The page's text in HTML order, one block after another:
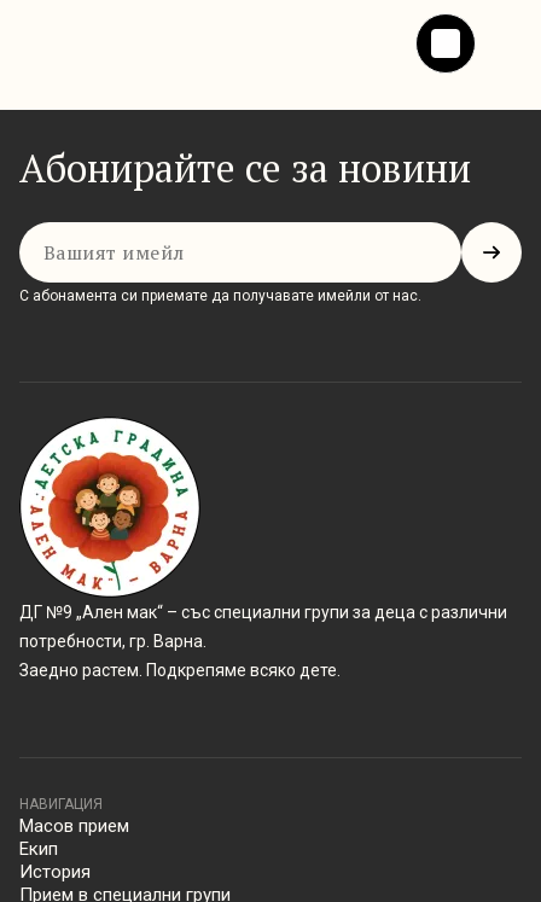
Абонирайте се за новини
Имейл
С абонамента си приемате да получавате имейли от нас.
ДГ №9 „Ален мак“ – със специални групи за деца с различни
потребности, гр. Варна.
Заедно растем. Подкрепяме всяко дете.
НАВИГАЦИЯ
Масов прием
Екип
История
Прием в специални групи